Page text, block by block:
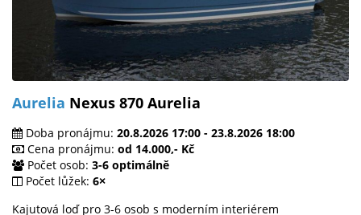
Aurelia Nexus 870 Aurelia
Doba pronájmu: 20.8.2026 17:00 - 23.8.2026 18:00
Cena pronájmu: od 14.000,- Kč
Počet osob: 3-6 optimálně
Počet lůžek: 6×
Kajutová loď pro 3-6 osob s moderním interiérem